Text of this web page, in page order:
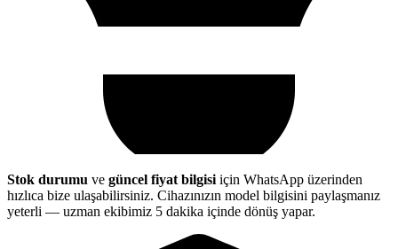
Stok durumu ve güncel fiyat bilgisi için WhatsApp üzerinden
hızlıca bize ulaşabilirsiniz. Cihazınızın model bilgisini paylaşmanız
yeterli — uzman ekibimiz 5 dakika içinde dönüş yapar.